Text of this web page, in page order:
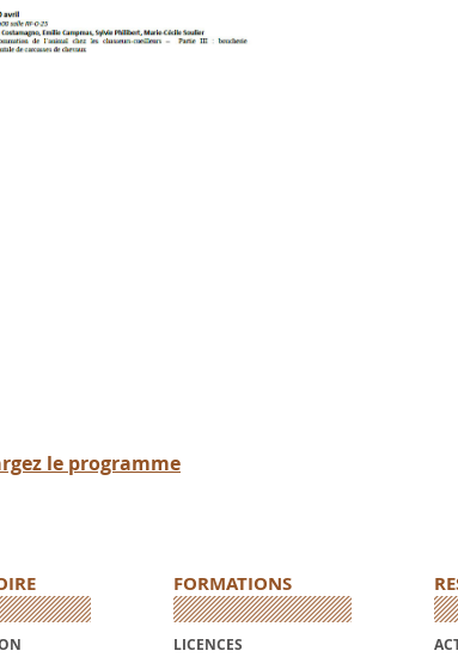
le programme
FORMATIONS
LICENCES